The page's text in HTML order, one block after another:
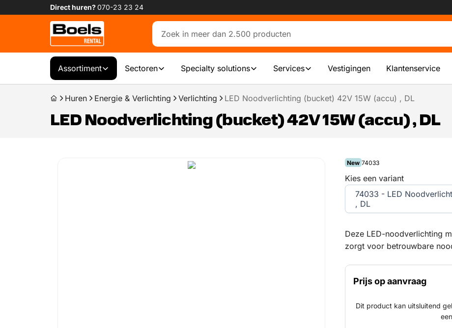
Direct huren?070-23 23 24
Assortiment Sectoren Specialty solutions Services Vestigingen Klantenservice
Huren Energie & Verlichting Verlichting LED Noodverlichting (bucket) 42V 15W (accu) , DL
LED Noodverlichting (bucket) 42V 15W (accu) , DL
New 74033
Deze LED-noodverlichting
zorgt voor betrouwbare
techniek ondersteunt een
zichtbaarheid.
Prijs op aanvraag
Dit product kan uitsluitend
Kies een variant
74033 - LED
, DL